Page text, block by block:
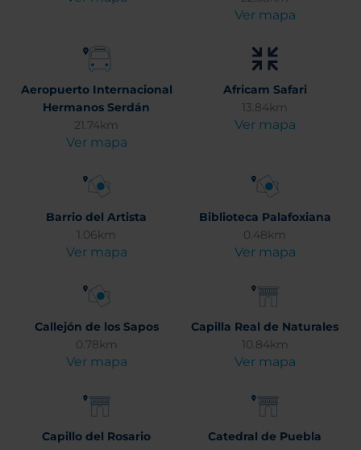
Ver mapa
Aeropuerto Internacional
Hermanos Serdán
21.74km
Ver mapa
Africam Safari
13.84km
Ver mapa
Barrio del Artista
1.06km
Ver mapa
Biblioteca Palafoxiana
0.48km
Ver mapa
Callejón de los Sapos
0.78km
Ver mapa
Capilla Real de Naturales
10.84km
Ver mapa
Capillo del Rosario
Catedral de Puebla